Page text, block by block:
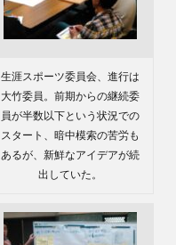
生涯スポーツ委員会、進行は
大竹委員。前期からの継続委
員が半数以下という状況での
スタート、暗中模索の苦労も
あるが、新鮮なアイデアが続
出していた。